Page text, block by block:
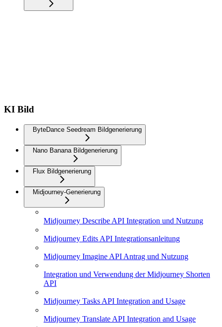
KI Bild
ByteDance Seedream Bildgenerierung
Nano Banana Bildgenerierung
Flux Bildgenerierung
Midjourney-Generierung
Midjourney Describe API Integration und Nutzung
Midjourney Edits API Integrationsanleitung
Midjourney Imagine API Antrag und Nutzung
Integration und Verwendung der Midjourney Shorten
API
Midjourney Tasks API Integration and Usage
Midjourney Translate API Integration and Usage